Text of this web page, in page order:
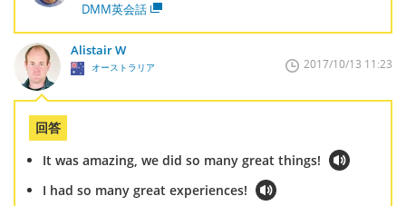
DMM英会話
Alistair W
オーストラリア 2017/10/13 11:23
回答
It was amazing, we did so many great things!
I had so many great experiences!